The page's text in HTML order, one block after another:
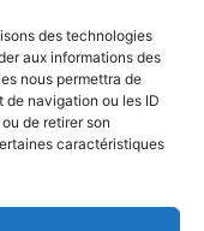
des technologies
aux informations des
nous permettra de
de navigation ou les ID
de retirer son
caractéristiques
tous fabriqués en Ile-
France Garantie.
i-nov 2020.